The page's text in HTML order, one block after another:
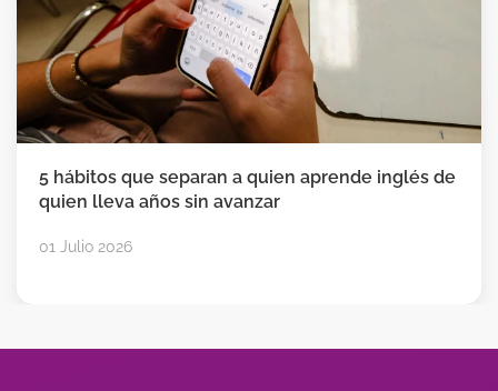
5 hábitos que separan a quien aprende inglés de
quien lleva años sin avanzar
01 Julio 2026